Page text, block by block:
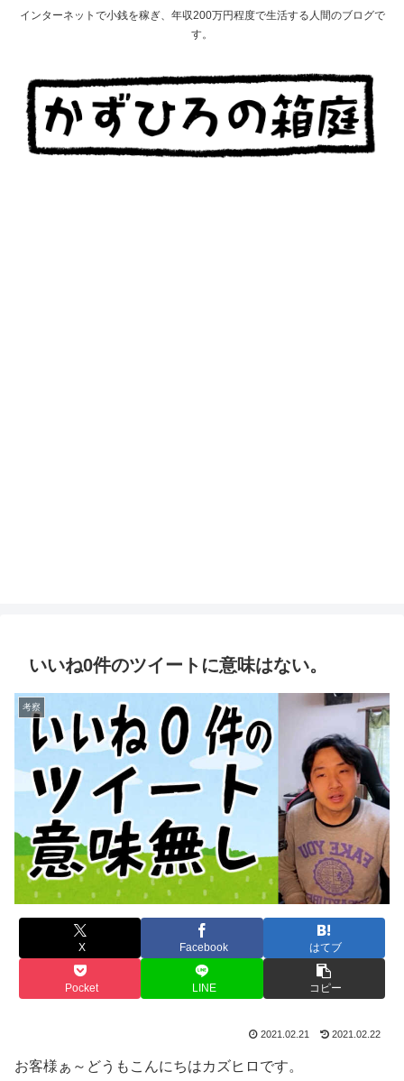
インターネットで小銭を稼ぎ、年収200万円程度で生活する人間のブログで
す。
いいね0件のツイートに意味はない。
考察
X Facebook はてブ
Pocket LINE コピー
2021.02.21 2021.02.22
お客様ぁ～どうもこんにちはカズヒロです。